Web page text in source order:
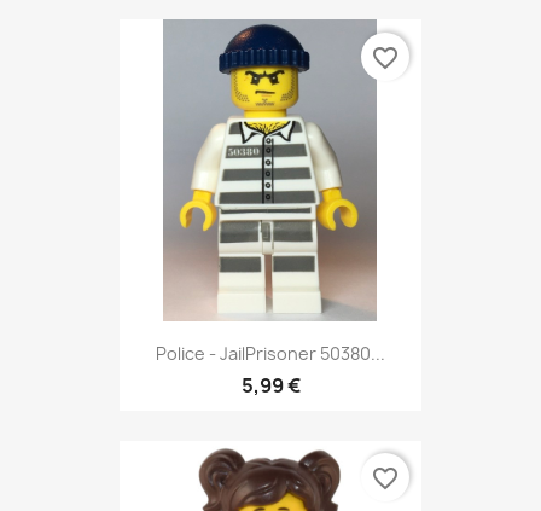
Police - JailPrisoner 50380...
5,99 €
favorite_border
favorite_border